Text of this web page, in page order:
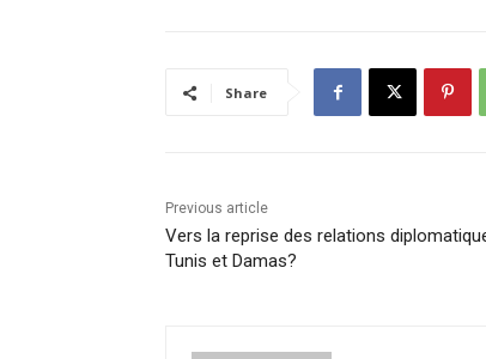
Share
Previous article
Vers la reprise des relations
Tunis et Damas?